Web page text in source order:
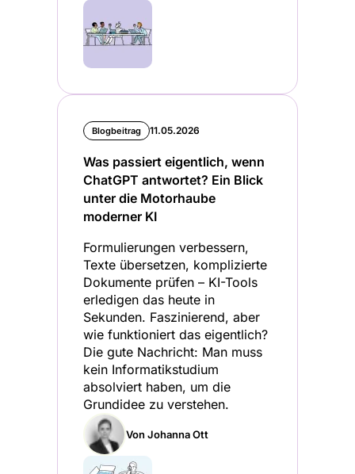
Blogbeitrag 11.05.2026
Was passiert eigentlich, wenn
ChatGPT antwortet? Ein Blick
unter die Motorhaube
moderner KI
Formulierungen verbessern,
Texte übersetzen, komplizierte
Dokumente prüfen – KI-Tools
erledigen das heute in
Sekunden. Faszinierend, aber
wie funktioniert das eigentlich?
Die gute Nachricht: Man muss
kein Informatikstudium
absolviert haben, um die
Grundidee zu verstehen.
Von Johanna Ott